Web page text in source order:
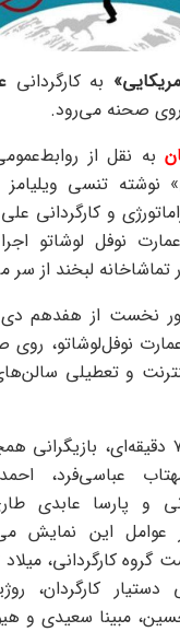
به کارگردانی
روی صحنه می‌رود.
به نقل از
نوشته تنسی
و کارگردانی
نوفل لوشاتو
تماشاخانه لبخند از سر
نوفل‌لوشاتو،
و تعطیلی
در این نمایش ۷۵ دقیقه‌ای،
عباسی‌فرد،
و پارسا عابدی
عوامل این نمایش
گروه کارگردانی،
دستیار کارگردان،
مبینا سعیدی و